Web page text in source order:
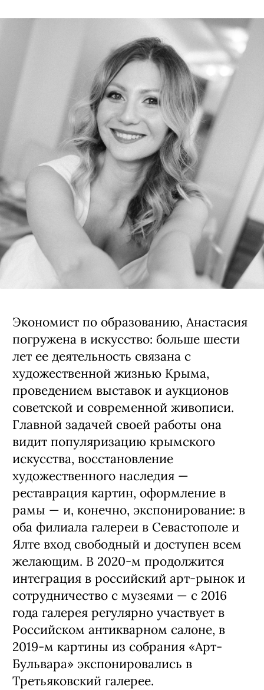
Экономист по образованию, Анастасия
погружена в искусство: больше шести
лет ее деятельность связана с
художественной жизнью Крыма,
проведением выставок и аукционов
советской и современной живописи.
Главной задачей своей работы она
видит популяризацию крымского
искусства, восстановление
художественного наследия —
реставрация картин, оформление в
рамы — и, конечно, экспонирование: в
оба филиала галереи в Севастополе и
Ялте вход свободный и доступен всем
желающим. В 2020-м продолжится
интеграция в российский арт-рынок и
сотрудничество с музеями — с 2016
года галерея регулярно участвует в
Российском антикварном салоне, в
2019-м картины из собрания «Арт-
Бульвара» экспонировались в
Третьяковский галерее.